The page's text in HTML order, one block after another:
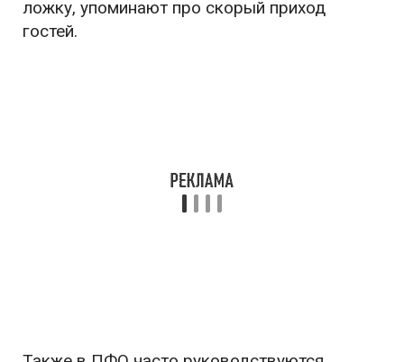
ложку, упоминают про скорый приход
гостей.